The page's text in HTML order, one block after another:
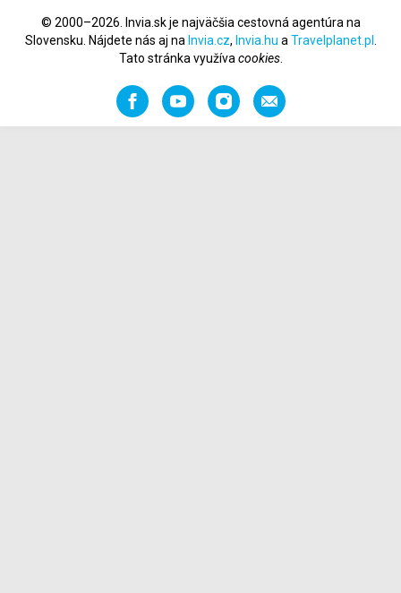
© 2000–2026. Invia.sk je najväčšia cestovná agentúra na
Slovensku. Nájdete nás aj na Invia.cz, Invia.hu a Travelplanet.pl
Tato stránka využíva cookies.
FacebookYouTubeInstagramOdporučiť